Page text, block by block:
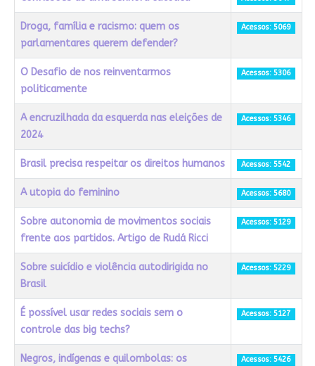
Droga, família e racismo: quem os
parlamentares querem defender?
Acessos: 5069
O Desafio de nos reinventarmos
politicamente
Acessos: 5306
A encruzilhada da esquerda nas eleições de
2024
Acessos: 5346
Brasil precisa respeitar os direitos humanos Acessos: 5542
A utopia do feminino Acessos: 5680
Sobre autonomia de movimentos sociais
frente aos partidos. Artigo de Rudá Ricci
Acessos: 5129
Sobre suicídio e violência autodirigida no
Brasil
Acessos: 5229
É possível usar redes sociais sem o
controle das big techs?
Acessos: 5127
Negros, indígenas e quilombolas: os
Acessos: 5426